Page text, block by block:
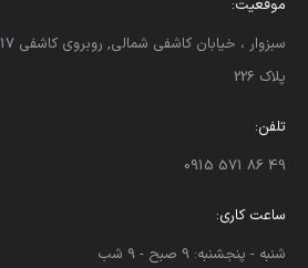
موقعیت:
پلاک 226
تلفن:
49 86 571 0915
ساعت کاری:
شنبه - پنجشنبه: 9 صبح - 9 شب